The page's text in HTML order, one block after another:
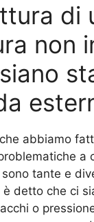
di
non
abbiamo
a
tante e
è detto che ci
o